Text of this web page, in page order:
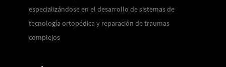
especializándose en el desarrollo de sistemas de
tecnología ortopédica y reparación de traumas
complejos